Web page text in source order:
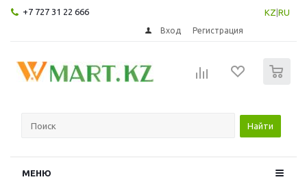
+7 727 31 22 666 KZ RU
Вход Регистрация
Найти
МЕНЮ